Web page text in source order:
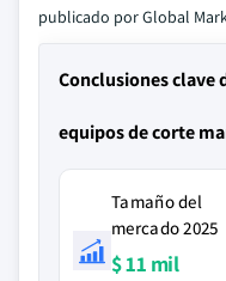
publicado por Global
Conclusiones clave
equipos de corte
Tamaño del
mercado 2025
$ 11 mil